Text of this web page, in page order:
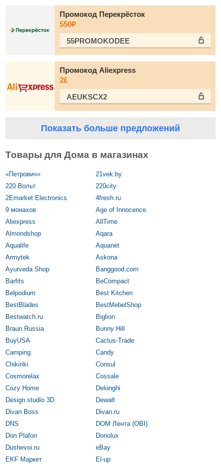
Промокод Перекрёсток
550₽
55PROMOKODEE
Промокод Aliexpress
2₤
AEUKSCX2
Показать больше предложений
Товары для Дома в магазинах
«Петрович»
21vek.by
220 Вольт
220city
2Emarket Electronics
4fresh.ru
9 монахов
Age of Innocence
Aliexpress
AllTime
Almondshop
Aqara
Aqualife
Aquanet
Armytek
Askona
Ayurveda Shop
Banggood.com
Barfits
BeCompact
Belpodium
Best Kitchen
BestBlades
BestMebelShop
Bestwatch.ru
Biglion
Braun Russia
Bunny Hill
BuyUSA
Cactus-Trade
Camping
Candy
Chikiriki
Consul
Cosmorelax
Cossale
Cozy Home
Delonghi
Design studio 3D
Dewalt
Divan Boss
Divan.ru
DNS
DOM Лента (OBI)
Don Plafon
Donolux
Dushevoi.ru
eBay
EKF Маркет
El-up